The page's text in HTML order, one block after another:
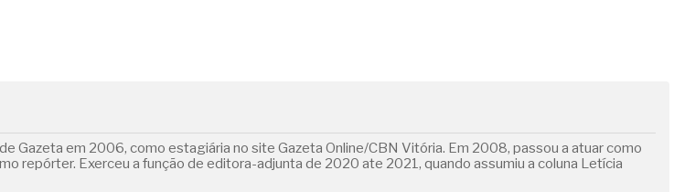
Gazeta em 2006, como estagiária no site Gazeta Online/CBN Vitória. Em 2008, passou a atuar como
repórter. Exerceu a função de editora-adjunta de 2020 ate 2021, quando assumiu a coluna Letícia